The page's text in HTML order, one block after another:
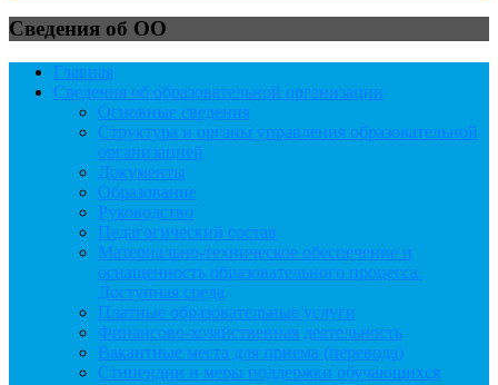
Сведения об ОО
Главная
Сведения об образовательной организации
Основные сведения
Структура и органы управления образовательной
организацией
Документы
Образование
Руководство
Педагогический состав
Материально-техническое обеспечение и
оснащенность образовательного процесса.
Доступная среда
Платные образовательные услуги
Финансово-хозяйственная деятельность
Вакантные места для приема (перевода)
Стипендии и меры поддержки обучающихся